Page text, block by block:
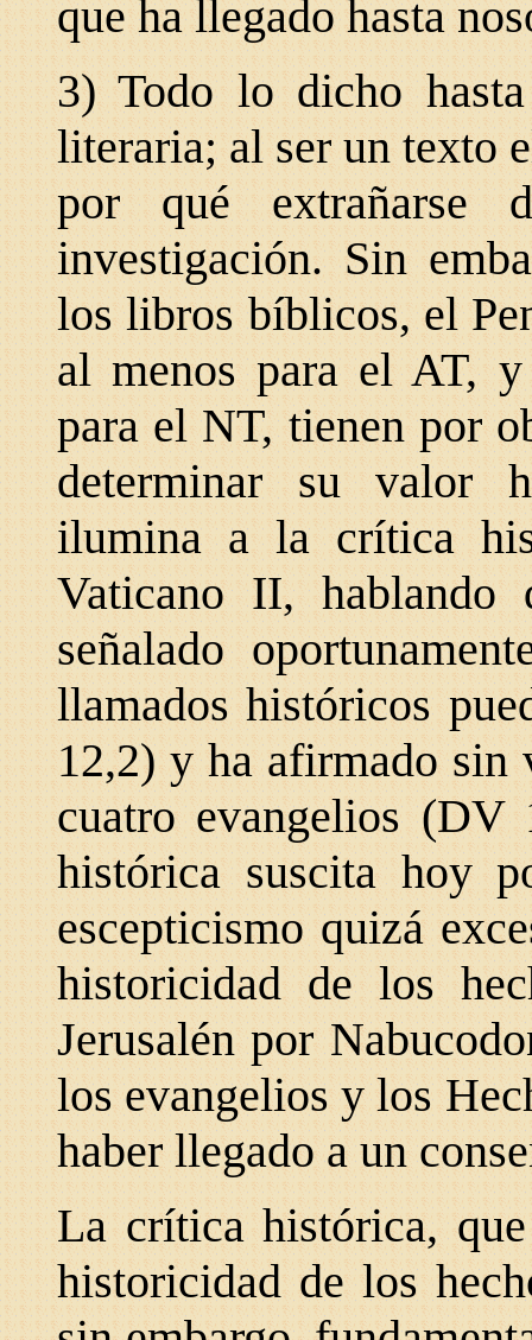
que ha llegado hasta
3) Todo lo dicho
literaria; al ser un texto
por qué extrañarse
investigación. Sin
los libros bíblicos, el
al menos para el AT,
para el NT, tienen por
determinar su valor
ilumina a la crítica
Vaticano II, hablando
señalado
llamados históricos
12,2) y ha afirmado
cuatro evangelios (DV
histórica suscita hoy
escepticismo quizá
historicidad de los
Jerusalén por
los evangelios y los
haber llegado a un
La crítica histórica,
historicidad de los